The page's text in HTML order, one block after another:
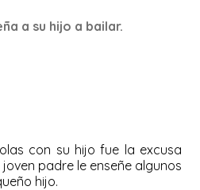
a su hijo a bailar.
con su hijo fue la excusa
padre le enseñe algunos
hijo.